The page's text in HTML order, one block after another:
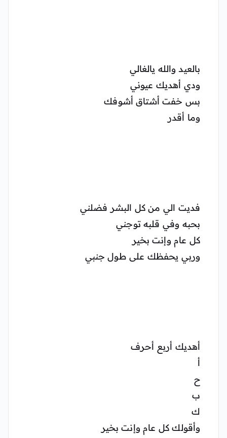
بالعيد والله يالغالي
ودي أهديك عيوني
بس خفت أشتاق أشوفك
وما أقدر
فديت الي من كل البشر فضلني
بحبه وفي قلبه توجني
كل عام وإنت بخير
وربي يحفظك على طول جنبي
أهديك أربع أحرف
أ
ح
ب
ك
وأقولك كل عام وإنت بخير